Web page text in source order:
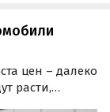
цен – далеко
расти,